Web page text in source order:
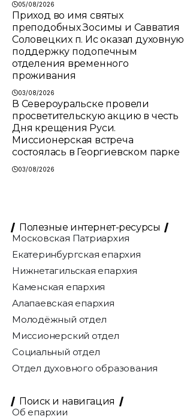
05/08/2026
Приход во имя святых
преподобных Зосимы и Савватия
Соловецких п. Ис оказал духовную
поддержку подопечным
отделения временного
проживания
03/08/2026
В Североуральске провели
просветительскую акцию в честь
Дня крещения Руси.
Миссионерская встреча
состоялась в Георгиевском парке
03/08/2026
Полезные интернет-ресурсы
Московская Патриархия
Екатеринбургская епархия
Нижнетагильская епархия
Каменская епархия
Алапаевская епархия
Молодёжный отдел
Миссионерский отдел
Социальный отдел
Отдел духовного образования
Поиск и навигация
Об епархии